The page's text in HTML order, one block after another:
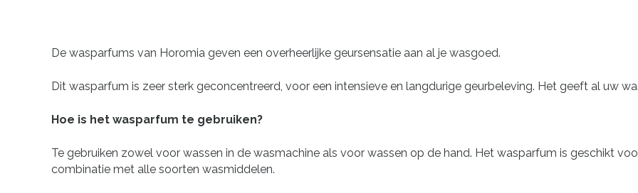
De wasparfums van Horomia geven een overheerlijke geursensatie aan al je wasgoed.
Dit wasparfum is zeer sterk geconcentreerd, voor een intensieve en langdurige geurbeleving. Het geeft al uw
Hoe is het wasparfum te gebruiken?
Te gebruiken zowel voor wassen in de wasmachine als voor wassen op de hand. Het wasparfum is geschikt
combinatie met alle soorten wasmiddelen.